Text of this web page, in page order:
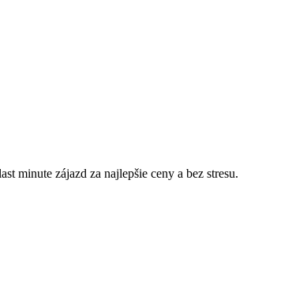
minute zájazd za najlepšie ceny a bez stresu.